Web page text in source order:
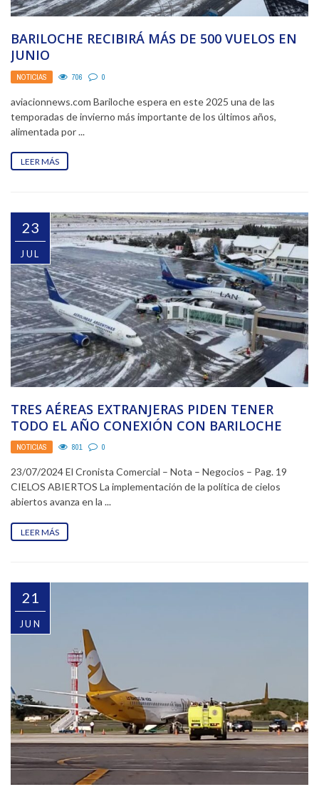
BARILOCHE RECIBIRÁ MÁS DE 500 VUELOS EN
JUNIO
NOTICIAS 706 0
aviacionnews.com Bariloche espera en este 2025 una de las
temporadas de invierno más importante de los últimos años,
alimentada por ...
LEER MÁS
23
JUL
TRES AÉREAS EXTRANJERAS PIDEN TENER
TODO EL AÑO CONEXIÓN CON BARILOCHE
NOTICIAS 801 0
23/07/2024 El Cronista Comercial – Nota – Negocios – Pag. 19
CIELOS ABIERTOS La implementación de la política de cielos
abiertos avanza en la ...
LEER MÁS
21
JUN